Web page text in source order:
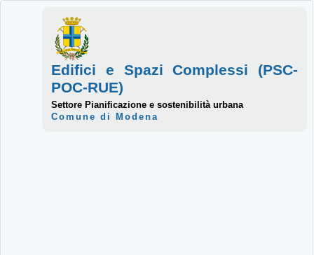
Edifici e Spazi Complessi (PSC-
POC-RUE)
Settore Pianificazione e sostenibilità urbana
Comune di Modena